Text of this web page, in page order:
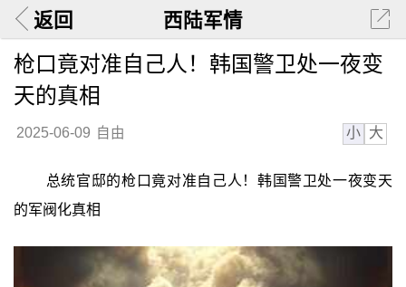
返回 西陆军情
枪口竟对准自己人！韩国警卫处一夜变
天的真相
2025-06-09 自由 小 大
总统官邸的枪口竟对准自己人！韩国警卫处一夜变天
的军阀化真相